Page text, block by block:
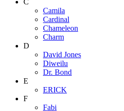
C
Camila
Cardinal
Chameleon
Charm
D
David Jones
Diweilu
Dr. Bond
E
ERICK
F
Fabi